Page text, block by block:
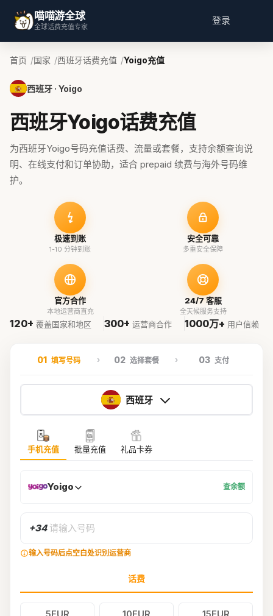
喵喵游全球
全球话费充值专家
登录
首页 国家 西班牙话费充值 Yoigo充值
西班牙 · Yoigo
西班牙Yoigo话费充值
为西班牙Yoigo号码充值话费、流量或套餐，支持余额查询说
明、在线支付和订单协助，适合 prepaid 续费与海外号码维
护。
极速到账
1-10 分钟到账
安全可靠
多重安全保障
官方合作
本地运营商直充
24/7 客服
全天候服务支持
120+ 覆盖国家和地区 300+ 运营商合作 1000万+ 用户信赖
01 填写号码 02 选择套餐 03 支付
西班牙
手机充值 批量充值 礼品卡券
Yoigo 查余额
+34 请输入号码
输入号码后点空白处识别运营商
话费